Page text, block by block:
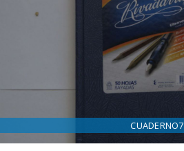
CUADERNO7